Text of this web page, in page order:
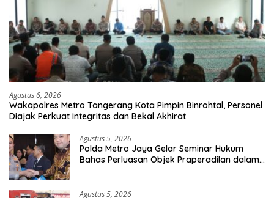
Agustus 6, 2026
Wakapolres Metro Tangerang Kota Pimpin Binrohtal, Personel
Diajak Perkuat Integritas dan Bekal Akhirat
Agustus 5, 2026
Polda Metro Jaya Gelar Seminar Hukum
Bahas Perluasan Objek Praperadilan dalam
Agustus 5, 2026